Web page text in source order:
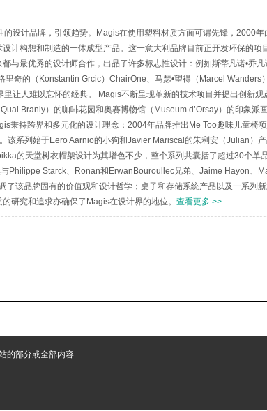
设计品牌，引领趋势。Magis在使用塑料材质方面可谓先锋，2000年
计构想和制造的一体成型产品。这一意大利品牌目前正开发环保的项
与最优秀的设计师合作，出品了许多标志性设计：例如斯蒂凡诺•乔凡
里奇的（Konstantin Grcic）ChairOne、马瑟•望得（Marcel Wanders
让人难以忘怀的经典。 Magis不断呈现革新的技术项目并提出创新观
Branly）的咖啡花园和奥赛博物馆（Museum d’Orsay）的印象派
秉持跨界和多元化的设计理念：2004年品牌推出Me Too趣味儿童椅
该系列始于Eero Aarnio的小狗和Javier Mariscal的朱利安（Julian）
的天堂树衣帽架设计为其增色不少，整个系列共囊括了超过30个单
Philippe Starck、Ronan和ErwanBouroullec兄弟、Jaime Hayon、
该品牌固有的价值观和设计哲学；桌子和存储系统产品以及一系列
研究和追求亦确保了Magis在设计界的地位。 查看更多 >>
的部分或全部内容